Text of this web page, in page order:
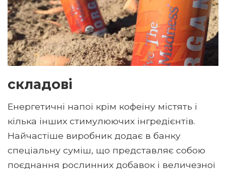
складові
Енергетичні напої крім кофеїну містять і
кілька інших стимулюючих інгредієнтів.
Найчастіше виробник додає в банку
спеціальну суміш, що представляє собою
поєднання рослинних добавок і величезної